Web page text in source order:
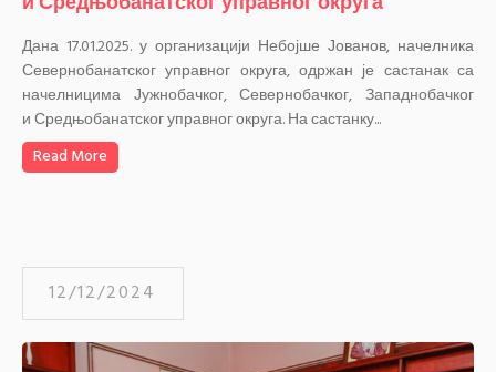
Дана 17.01.2025. у организацији Небојше Јованов, начелника
Севернобанатског управног округа, одржан је састанак са
начелницима Јужнобачког, Севернобачког, Западнобачког
и Средњобанатског управног округа. На састанку...
Read More
12/12/2024